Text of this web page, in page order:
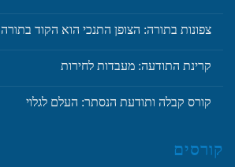
צפונות בתורה: הצופן התנכי הוא הקוד בתורה
קרינת התודעה: מעבדות לחירות
קורס קבלה ותודעת הנסתר: העלם לגלוי
קורסים